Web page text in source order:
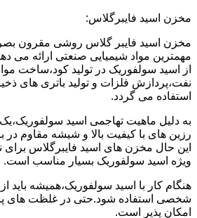
مخزن اسید فایبرگلاس:
مخزن اسید فایبر گلاس روشی مقرون
مهمترین مواد شیمیایی صنعتی ارائه می
از اسید سولفوریک در تولید کود،ساخت
نفت،پردازش فلزات و تولید باتری های
استفاده می گردد.
به دلیل ماهیت تهاجمی اسید سولفوریک،یک
رزین های با کیفیت بالا و شیشه مقاوم در
این حال مخزن های اسید فایبرگلاس برای
ویژه اسید سولفوریک بسیار مناسب است.
هنگام کار با اسید سولفوریک،همیشه باید
شخصی استفاده شود.حتی در غلظت های
امکان پذیر است.